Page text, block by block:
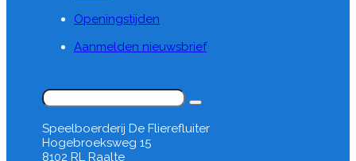
Openingstijden
Aanmelden nieuwsbrief
Zoeken
Speelboerderij De Flierefluiter
Hogebroeksweg 15
8102 RL Raalte